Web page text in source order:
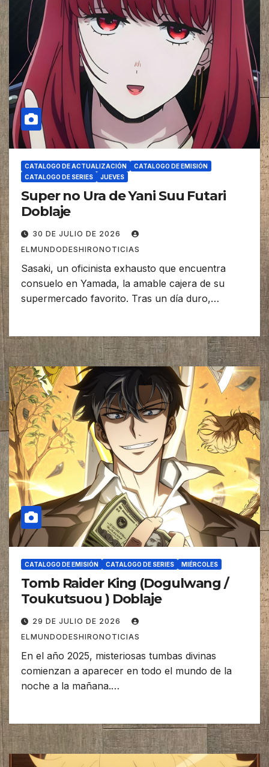
CATALOGO DE ACTUALIZACIÓN
CATALOGO DE EMISIÓN
CATALOGO DE SERIES
JUEVES
Super no Ura de Yani Suu Futari
Doblaje
30 DE JULIO DE 2026
ELMUNDODESHIRONOTICIAS
Sasaki, un oficinista exhausto que encuentra
consuelo en Yamada, la amable cajera de su
supermercado favorito. Tras un día duro,…
CATALOGO DE EMISIÓN CATALOGO DE SERIES MIÉRCOLES
Tomb Raider King (Dogulwang /
Toukutsuou ) Doblaje
29 DE JULIO DE 2026
ELMUNDODESHIRONOTICIAS
En el año 2025, misteriosas tumbas divinas
comienzan a aparecer en todo el mundo de la
noche a la mañana.…